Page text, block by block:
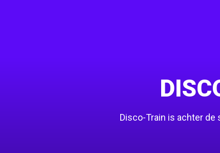
Disco-Train is achter